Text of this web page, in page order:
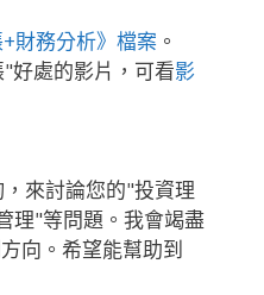
財務分析》檔案 。
好處的影片，可看影
來討論您的"投資理
理"等問題。我會竭盡
向。希望能幫助到